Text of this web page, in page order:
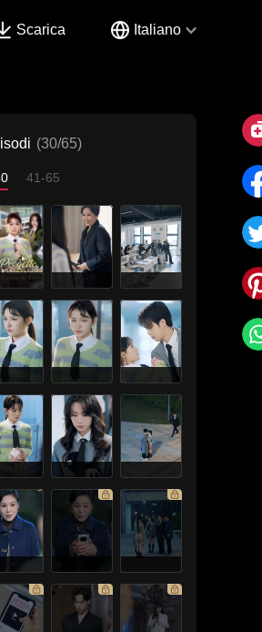
Scarica Italiano
(30/65)
41-65